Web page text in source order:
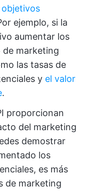
objetivos
ejemplo, si la
aumentar los
de marketing
las tasas de
y el valor
.
proporcionan
del marketing
demostrar
los
es más
de marketing